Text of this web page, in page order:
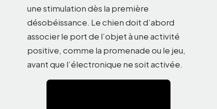
une stimulation dès la première
désobéissance. Le chien doit d’abord
associer le port de l’objet à une activité
positive, comme la promenade ou le jeu,
avant que l’électronique ne soit activée.